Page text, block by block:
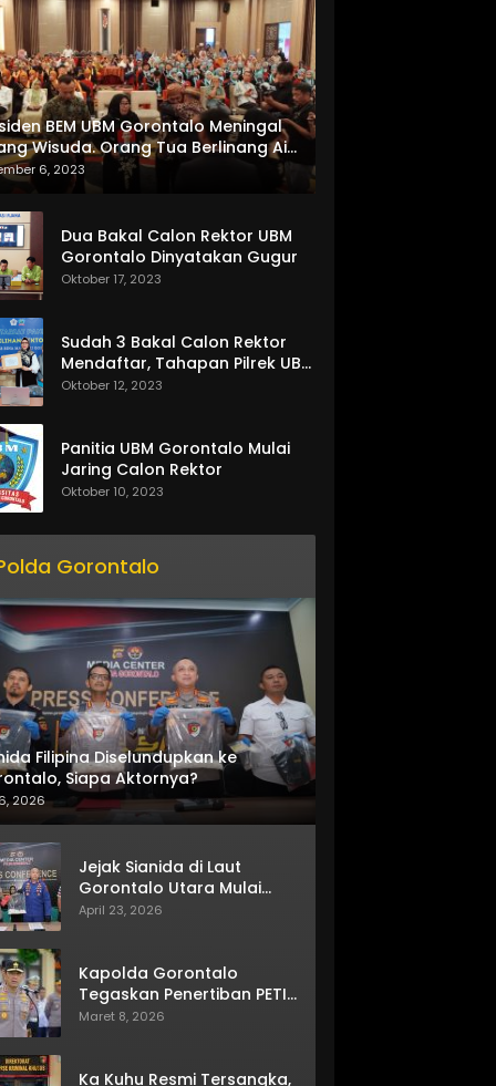
BEM UBM Gorontalo Meningal
Wisuda. Orang Tua Berlinang Air
Menerima SKL dan Pemasangan
6, 2023
Dua Bakal Calon Rektor UBM
Gorontalo Dinyatakan Gugur
Oktober 17, 2023
Sudah 3 Bakal Calon Rektor
Mendaftar, Tahapan Pilrek UBM
Gorontalo Makin Seru
Oktober 12, 2023
Panitia UBM Gorontalo Mulai
Jaring Calon Rektor
Oktober 10, 2023
Gorontalo
Filipina Diselundupkan ke
Siapa Aktornya?
2026
Jejak Sianida di Laut
Gorontalo Utara Mulai
Terkuak
April 23, 2026
Kapolda Gorontalo
Tegaskan Penertiban PETI
Terus Berjalan
Maret 8, 2026
Ka Kuhu Resmi Tersangka,